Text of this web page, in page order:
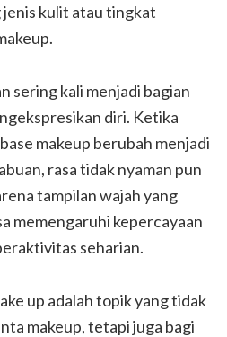
jenis kulit atau tingkat
sering kali menjadi bagian
diri. Ketika
makeup berubah menjadi
rasa tidak nyaman pun
tampilan wajah yang
memengaruhi kepercayaan
seharian.
up adalah topik yang tidak
makeup, tetapi juga bagi